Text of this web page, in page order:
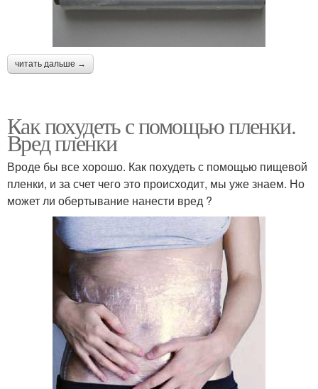
читать дальше →
Как похудеть с помощью пленки.
Вред пленки
Вроде бы все хорошо. Как похудеть с помощью пищевой
пленки, и за счет чего это происходит, мы уже знаем. Но
может ли обертывание нанести вред ?